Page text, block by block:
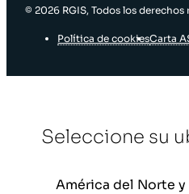
© 2026 RGIS, Todos los derechos
Política de cookiesCarta
Seleccione su
América del Norte y